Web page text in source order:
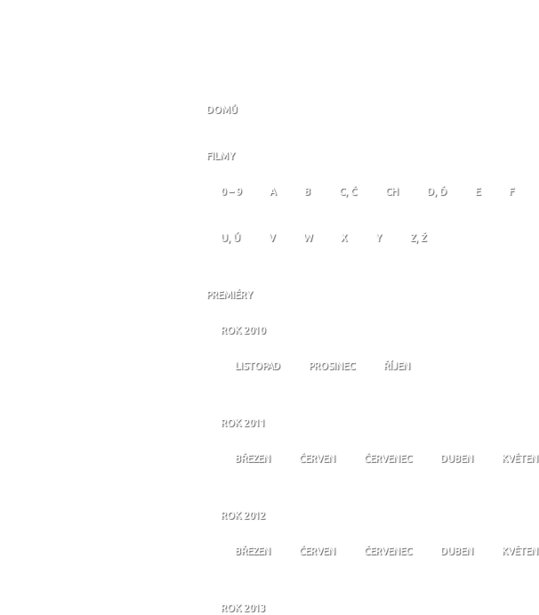
DOMŮ
FILMY
0 – 9 A B C, Č CH D, Ď E F
U, Ú V W X Y Z, Ž
PREMIÉRY
ROK 2010
LISTOPAD PROSINEC ŘÍJEN
ROK 2011
BŘEZEN ČERVEN ČERVENEC DUBEN KVĚTEN
ROK 2012
BŘEZEN ČERVEN ČERVENEC DUBEN KVĚTEN
ROK 2013